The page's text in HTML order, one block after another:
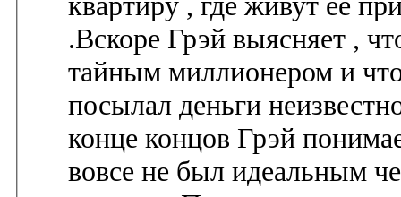
.Вскоре Грэй выясняет ,
тайным миллионером и
посылал деньги
конце концов Грэй
вовсе не был идеальным